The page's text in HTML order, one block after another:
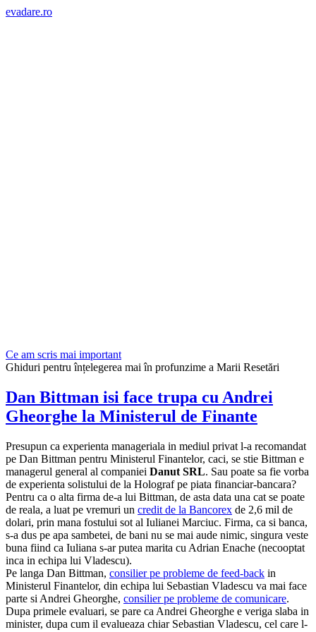
evadare.ro
Ce am scris mai important
Ghiduri pentru înțelegerea mai în profunzime a Marii Resetări
Dan Bittman isi face trupa cu Andrei
Gheorghe la Ministerul de Finante
Presupun ca experienta manageriala in mediul privat l-a recomandat
pe Dan Bittman pentru Ministerul Finantelor, caci, se stie Bittman e
managerul general al companiei Danut SRL. Sau poate sa fie vorba
de experienta solistului de la Holograf pe piata financiar-bancara?
Pentru ca o alta firma de-a lui Bittman, de asta data una cat se poate
de reala, a luat pe vremuri un credit de la Bancorex de 2,6 mil de
dolari, prin mana fostului sot al Iulianei Marciuc. Firma, ca si banca,
s-a dus pe apa sambetei, de bani nu se mai aude nimic, singura veste
buna fiind ca Iuliana s-ar putea marita cu Adrian Enache (necooptat
inca in echipa lui Vladescu).
Pe langa Dan Bittman, consilier pe probleme de feed-back in
Ministerul Finantelor, din echipa lui Sebastian Vladescu va mai face
parte si Andrei Gheorghe, consilier pe probleme de comunicare.
Dupa primele evaluari, se pare ca Andrei Gheorghe e veriga slaba in
minister, dupa cum il evalueaza chiar Sebastian Vladescu, cel care l-